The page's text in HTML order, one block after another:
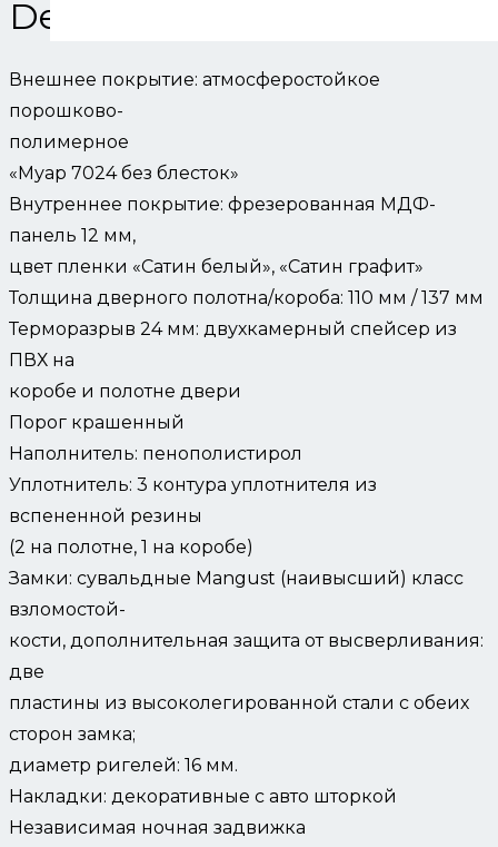
Description
Внешнее покрытие: атмосферостойкое
порошково-
полимерное
«Муар 7024 без блесток»
Внутреннее покрытие: фрезерованная МДФ-
панель 12 мм,
цвет пленки «Сатин белый», «Сатин графит»
Толщина дверного полотна/короба: 110 мм / 137 мм
Терморазрыв 24 мм: двухкамерный спейсер из
ПВХ на
коробе и полотне двери
Порог крашенный
Наполнитель: пенополистирол
Уплотнитель: 3 контура уплотнителя из
вспененной резины
(2 на полотне, 1 на коробе)
Замки: сувальдные Mangust (наивысший) класс
взломостой-
кости, дополнительная защита от высверливания:
две
пластины из высоколегированной стали с обеих
сторон замка;
диаметр ригелей: 16 мм.
Накладки: декоративные с авто шторкой
Независимая ночная задвижка